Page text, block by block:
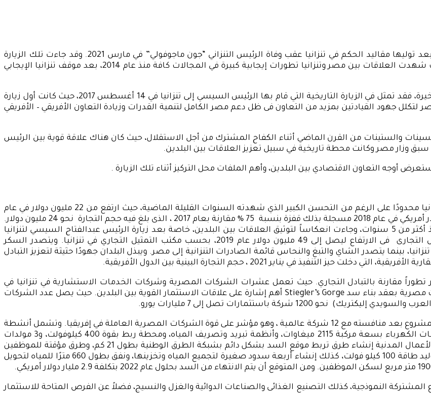
تعد زيارة رئيسة تنزانيا “سامية حسن” إلى القاهرة، الأولى لها بعد توليها مقاليد الحكم في تنزانيا عقب وفاة الرئيس التنزاني “جون ماجوفولي” في مارس 2021. وقد جاءت تلك الزيارة
استكمالا لمسيرة طويلة من العلاقات الثنائية بين البلدين، حيث شهدت العلاقات بين مصر وتنزانيا تطورات إيجابية كبيرة في المجالات كافة منذ عام 2014، بعد موقف تنزانيا الإيجابي
أما التطور الأبرز في العلاقات بين مصر وتنزانيا في السنوات الأخيرة، فقد تمثل في الزيارة التاريخية التي قام بها الرئيس السيسي إلى تنزانيا في 14 أغسطس 2017، حيث كانت أول زيارة
لتكلل جهود القيادتين بمزيد من التعاون فى ظل دعم مصر الكامل لتنمية القدرات وزيادة التعاون الأفريقي – الأفريقي
والستينات من القرن الماضي أثناء الكفاح المشترك من أجل الاستقلال، حيث كان هناك علاقة قوية بين الرئيس
سبق وزار مصر وكانت محطة تاريخية في سبيل تعزيز العلاقات بين البلدين.
أوجه التعاون الاقتصادي بين البلدين، وأهم الملفات محل التركيز أثناء تلك الزيارة .
: لا يزال حجم التبادل التجاري بين مصر وتنزانيا محدودًا على الرغم من التحسن الكبير الذي شهدته السنوات القليلة الماضية، حيث ارتفع من 22 مليون دولار في عام
2010 إلى 36.2 مليون دولار في عام 2015 ، ووصل إلى 47 مليون دولار أمريكي في عام 2018 مسجلة بذلك قفزة بنسبة 75 % مقارنة بعام 2017 ، الذى بلغ فيه حجم التجارة نحو 24 مليون دولار.
وتعد هذه أعلى زيادة في حجم الصادرات المصرية إلى تنزانيا منذ أكثر من 5 سنوات، وجاءت انعكاساً لتوثيق العلاقات بين البلدين، خاصة بعد زيارة الرئيس عبدالفتاح السيسي لتنزانيا
تلبية لدعوة نظيرها لتنزانيا في أغسطس 2017. واستمر التبادل التجارى فى الارتفاع ليصل إلى 49 مليون دولار عام 2019، بحسب مكتب التمثيل التجاري في تنزانيا. ويتصدر السكر
بينما يتصدر الشاي والتبغ والنحاس قائمة الصادرات التنزانية إلى مصر. ويبذل البلدان جهودًا حثيثة لتعزيز التبادل
في يناير 2021 ، حجم التجارة البينية بين الدول الأفريقية.
تطوراً مقارنة بالتبادل التجاري. حيث تعمل عشرات الشركات المصرية وشركات الخدمات الاستشارية في تنزانيا في
مجالات اقتصادية وتنموية مختلفة. ولا يزال فوز مجموعة شركات مصرية بعقد بناء سد Stiegler’s Gorge أهم إشارة على علاقات الاستثمار القوية بين البلدين. حيث يصل عدد الشركات
شركة باستثمارات تصل إلى 7 مليارات يورو.
فقد استطاعت الشركات المصرية الفوز بالمناقصة الخاصة بالمشروع بعد منافسته مع 12 شركة عالمية ، وهو مؤشر على قوة الشركات المصرية العاملة في إفريقيا. وتشمل أنشطة
تلك الشركات كل من الأعمال الكهروميكانيكية الرئيسية لمحطات الكهرباء بسعة مركبة 2115 ميغاوات، وأنظمة تبريد وتصريف المياه، ومحطة ربط بقوة 400 كيلوفولت، و3 مولدات
احتياطية لمحطة الكهرباء الرئيسية. وبوابات الصرف. وتشمل الأعمال المدنية إنشاء طرق تربط موقع السد بشكل دائم بشبكة الطرق الوطنية بطول 21 كم، وطرق مؤقتة للموظفين
بالموقع بطول 59 كم، وسد الصخور على نهر روفيجي، ومحطة توليد طاقة 100 كيلو فولت، كذلك إنشاء أربعة سدود صغيرة لتجميع المياه وتخزينها، ونفق بطول 660 مترًا للمياه لتحويل
النموذجية، كذلك التصنيع الغذائى والصناعات الدوائية والغزل والنسيج، فضلاً عن الفرص المتاحة للاستثمار